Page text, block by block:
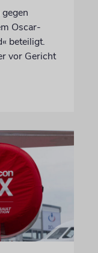
Oscar-
beteiligt.
vor Gericht